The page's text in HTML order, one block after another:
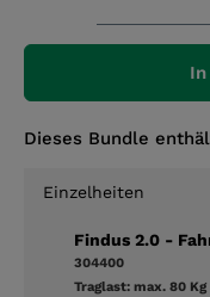
Dieses Bundle
Einzelheiten
Findus 2.0 -
304400
Traglast: max. 80 Kg